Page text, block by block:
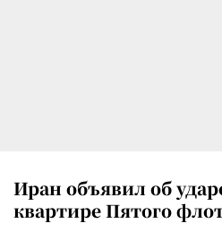
Иран объявил об
квартире Пятого